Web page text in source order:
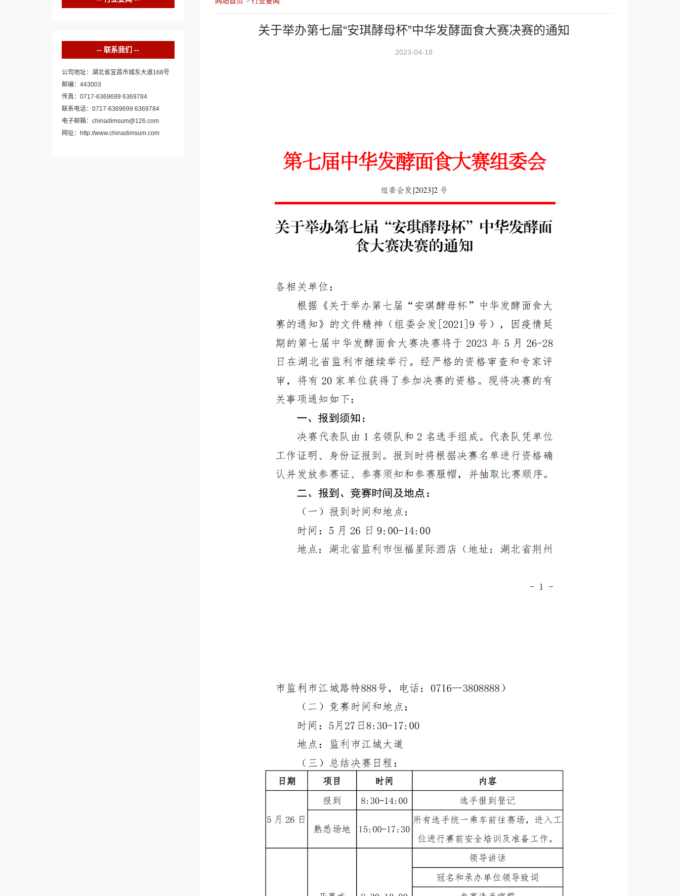
联系我们
公司地址：湖北省宜昌市城东大道168号
邮编：443003
传真：0717-6369699 6369784
联系电话：0717-6369699 6369784
电子邮箱：chinadimsum@126.com
网址：http://www.chinadimsum.com
关于举办第七届“安琪酵母杯”中华发酵面食大赛决赛的通知
2023-04-18